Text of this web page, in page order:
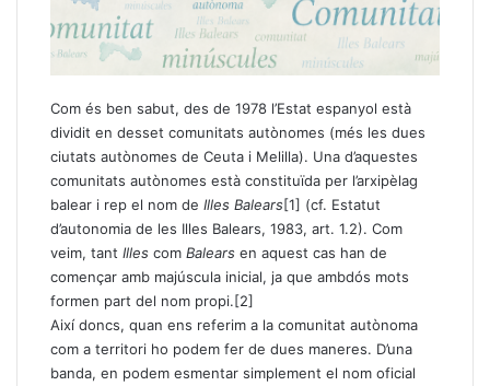
Com és ben sabut, des de 1978 l’Estat espanyol està
dividit en desset comunitats autònomes (més les dues
ciutats autònomes de Ceuta i Melilla). Una d’aquestes
comunitats autònomes està constituïda per l’arxipèlag
balear i rep el nom de Illes Balears[1] (cf. Estatut
d’autonomia de les Illes Balears, 1983, art. 1.2). Com
veim, tant Illes com Balears en aquest cas han de
començar amb majúscula inicial, ja que ambdós mots
formen part del nom propi.[2]
Així doncs, quan ens referim a la comunitat autònoma
com a territori ho podem fer de dues maneres. D’una
banda, en podem esmentar simplement el nom oficial